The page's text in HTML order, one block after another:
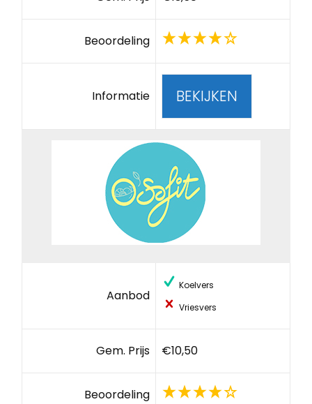
Beoordeling
Informatie BEKIJKEN
Aanbod
Koelvers
Vriesvers
Gem. Prijs €10,50
Beoordeling